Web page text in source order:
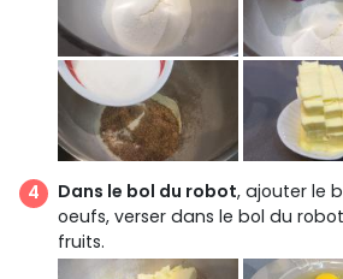
Dans le bol du robot, ajouter le
oeufs, verser dans le bol du
fruits.